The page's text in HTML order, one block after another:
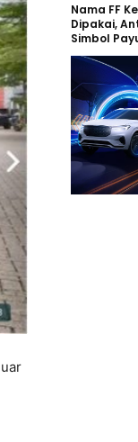
Nama FF
Dipakai,
Simbol